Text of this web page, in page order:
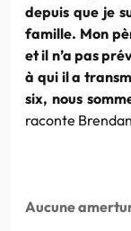
depuis que je
famille. Mon
et il n’a pas
à qui il a
six, nous
raconte
Aucune